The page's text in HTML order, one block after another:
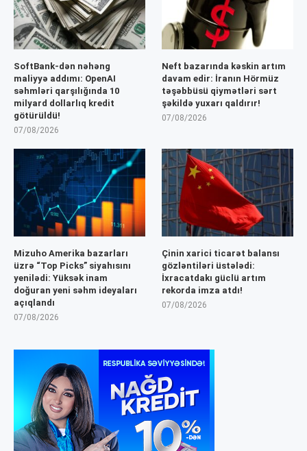
SoftBank-dən nəhəng
maliyyə addımı: OpenAI
səhmləri qarşılığında 10
milyard dollarlıq kredit
götürüldü!
07/08/2026
Neft bazarında kəskin artım
davam edir: İranın Hörmüz
təşəbbüsü qiymətləri sərt
şəkildə yuxarı qaldırır!
07/08/2026
Mizuho Amerika bazarları
üzrə “Top Picks” siyahısını
yenilədi: Yüksək inam
doğuran yeni səhm ideyaları
açıqlandı
07/08/2026
Çinin xarici ticarət balansı
gözləntiləri üstələdi:
İxracatdakı güclü artım
rekorda imza atdı!
07/08/2026